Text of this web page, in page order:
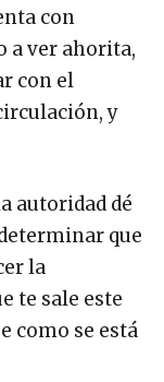
con
a ver ahorita,
con el
y
autoridad dé
que
la
te sale este
como se está